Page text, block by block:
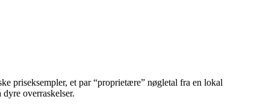
priseksempler, et par “proprietære” nøgletal fra en lokal
overraskelser.